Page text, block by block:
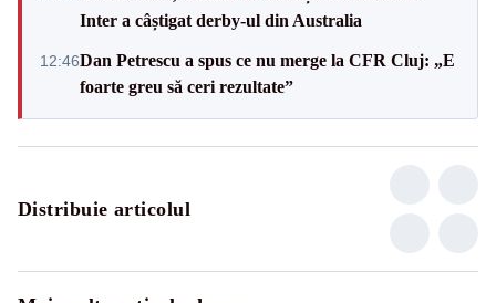
Inter a câștigat derby-ul din Australia
12:46Dan Petrescu a spus ce nu merge la CFR Cluj: „E
foarte greu să ceri rezultate”
Distribuie articolul